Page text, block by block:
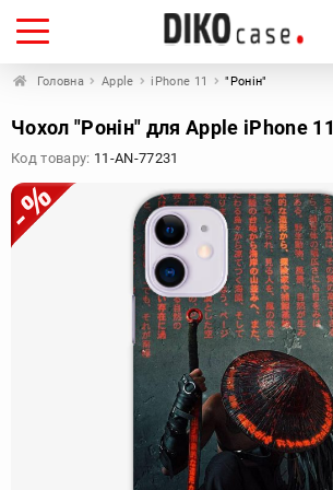
Головна Apple iPhone 11 "Ронін"
Чохол "Ронін" для Apple iPhone 11
Код товару: 11-AN-77231